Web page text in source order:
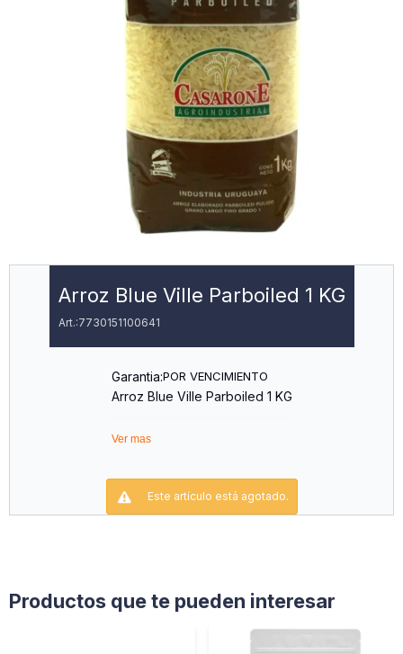
Arroz Blue Ville Parboiled 1 KG
7730151100641
Garantia:POR VENCIMIENTO
Arroz Blue Ville Parboiled 1 KG
Ver mas
Este artículo está agotado.
Productos que te pueden interesar